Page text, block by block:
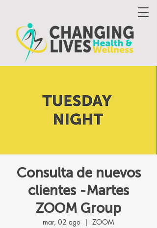
Consulta de nuevos
clientes -Martes
ZOOM Group
mar, 02 ago
  |
ZOOM